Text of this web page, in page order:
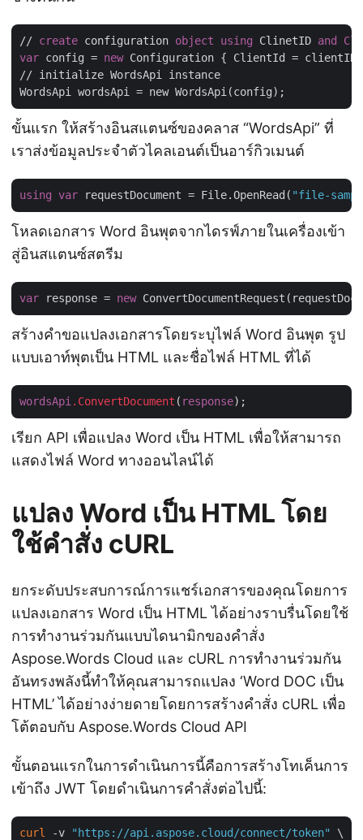
// create configuration object using ClinetID and
var config = new Configuration { ClientId =
// initialize WordsApi instance
ขั้นแรก ให้สร้างอินสแตนซ์ของคลาส “WordsApi” ที่
เราส่งข้อมูลประจำตัวไคลเอนต์เป็นอาร์กิวเมนต์
using var requestDocument = File.OpenRead( "file-
โหลดเอกสาร Word อินพุตจากไดรฟ์ภายในเครื่องเข้า
สู่อินสแตนซ์สตรีม
var response = new
สร้างคำขอแปลงเอกสารโดยระบุไฟล์ Word อินพุต รูป
แบบเอาท์พุตเป็น HTML และชื่อไฟล์ HTML ที่ได้
wordsApi .ConvertDocument ( response
เรียก API เพื่อแปลง Word เป็น HTML เพื่อให้สามารถ
แสดงไฟล์ Word ทางออนไลน์ได้
แปลง Word เป็น HTML โดย
ใช้คำสั่ง cURL
ยกระดับประสบการณ์การแชร์เอกสารของคุณโดยการ
แปลงเอกสาร Word เป็น HTML ได้อย่างราบรื่นโดยใช้
การทำงานร่วมกันแบบไดนามิกของคำสั่ง
Aspose.Words Cloud และ cURL การทำงานร่วมกัน
อันทรงพลังนี้ทำให้คุณสามารถแปลง ‘Word DOC เป็น
HTML’ ได้อย่างง่ายดายโดยการสร้างคำสั่ง cURL เพื่อ
โต้ตอบกับ Aspose.Words Cloud API
ขั้นตอนแรกในการดำเนินการนี้คือการสร้างโทเค็นการ
เข้าถึง JWT โดยดำเนินการคำสั่งต่อไปนี้:
curl -v "https://api.aspose.cloud/connect/token"
\